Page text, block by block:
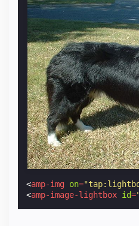
<amp-img on=
<amp-image-lightbox id=